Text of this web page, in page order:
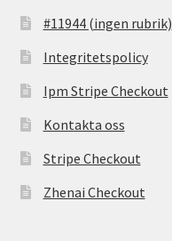
#11944 (ingen rubrik)
Integritetspolicy
Ipm Stripe Checkout
Kontakta oss
Stripe Checkout
Zhenai Checkout